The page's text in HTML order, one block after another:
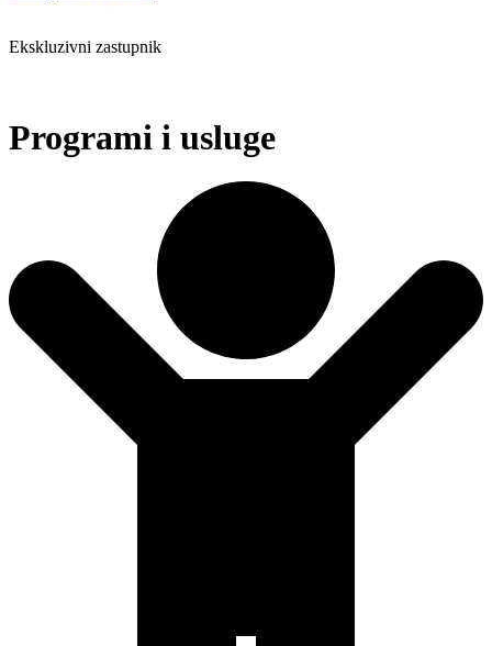
Ekskluzivni zastupnik
Programi i usluge